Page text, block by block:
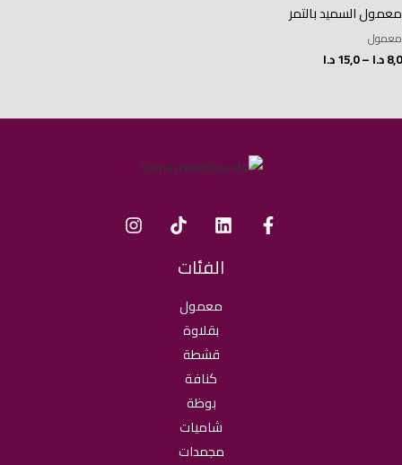
معمول السميد بالتمر
معمول
8,0د.ا –
15,0د.ا
الفئات
معمول
بقلاوة
قشطة
كنافة
بوظة
شاميات
مجمدات